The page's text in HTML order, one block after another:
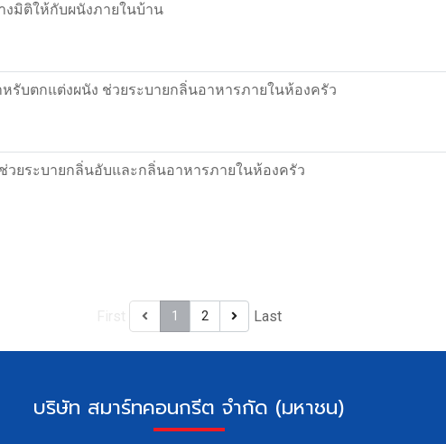
งมิติให้กับผนังภายในบ้าน
หรับตกแต่งผนัง ช่วยระบายกลิ่นอาหารภายในห้องครัว
ช่วยระบายกลิ่นอับและกลิ่นอาหารภายในห้องครัว
1 2 Last
บริษัท สมาร์ทคอนกรีต จำกัด (มหาชน)